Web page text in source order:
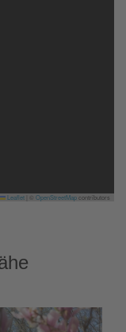
Leaflet OpenStreetMapcontributors